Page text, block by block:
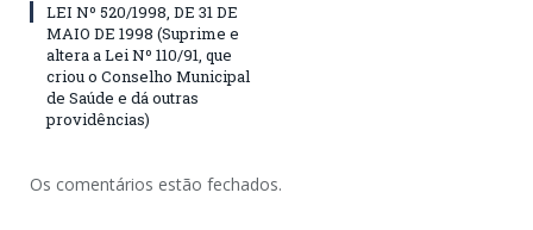
LEI Nº 520/1998, DE 31 DE
MAIO DE 1998 (Suprime e
altera a Lei Nº 110/91, que
criou o Conselho Municipal
de Saúde e dá outras
providências)
Os comentários estão fechados.